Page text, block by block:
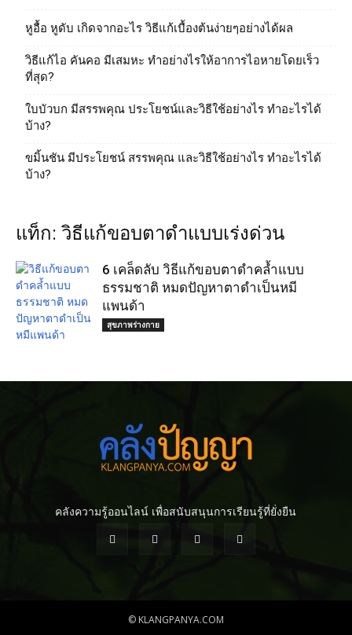
แท็ก: วิธีแก้ขอบตาดําแบบเร่งด่วน
6 เคล็ดลับ วิธีแก้ขอบตาดำคล้ำแบบ
ธรรมชาติ หมดปัญหาตาดำเป็นหมี
แพนด้า
สุขภาพร่างกาย
หูอื้อ หูดับ เกิดจากอะไร วิธีแก้เบื้องต้นง่ายๆอย่างได้ผล
วิธีแก้ไอ คันคอ มีเสมหะ ทำอย่างไรให้อาการไอหายโดยเร็ว
ที่สุด?
ใบบัวบก มีสรรพคุณ ประโยชน์และวิธีใช้อย่างไร ทําอะไรได้
บ้าง?
ขมิ้นชัน มีประโยชน์ สรรพคุณ และวิธีใช้อย่างไร ทําอะไรได้
บ้าง?
คลังความรู้ออนไลน์ เพื่อสนับสนุนการเรียนรู้ที่ยั่งยืน
© KLANGPANYA.COM